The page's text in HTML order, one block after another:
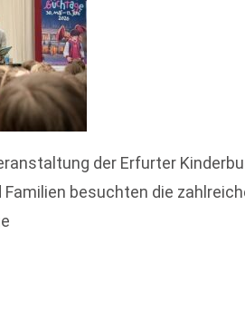
der Erfurter
Familien besuchten die